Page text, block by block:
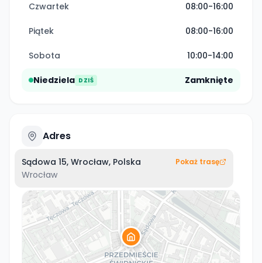
Czwartek 08:00-16:00
Piątek 08:00-16:00
Sobota 10:00-14:00
Niedziela DZIŚ Zamknięte
Adres
Sądowa 15, Wrocław, Polska
Wrocław
Pokaż trasę